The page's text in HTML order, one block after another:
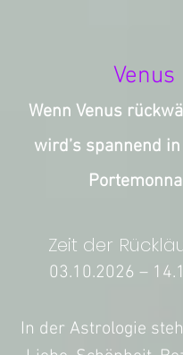
Venus
Wenn Venus
wird’s spannend
Zeit der
03.10.2026 –
In der Astrologie